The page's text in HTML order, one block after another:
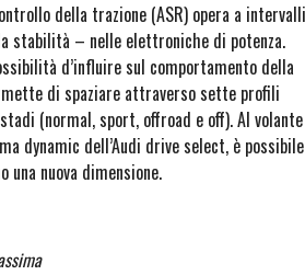
della trazione (ASR) opera a intervalli
stabilità – nelle elettroniche di potenza.
d’influire sul comportamento della
di spaziare attraverso sette profili
(normal, sport, offroad e off). Al volante
dynamic dell’Audi drive select, è possibile
nuova dimensione.